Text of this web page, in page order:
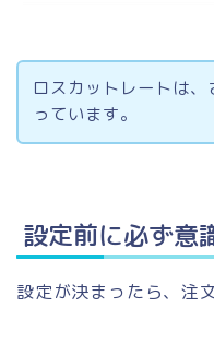
ロスカットレートは
っています。
設定前に必ず意
設定が決まったら、注